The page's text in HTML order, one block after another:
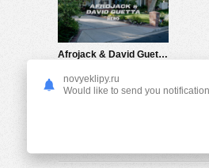
Afrojack & David Guetta — Hero
novyeklipy.ru
Would like to send you